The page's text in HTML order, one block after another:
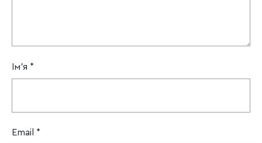
Ім'я *
Email *